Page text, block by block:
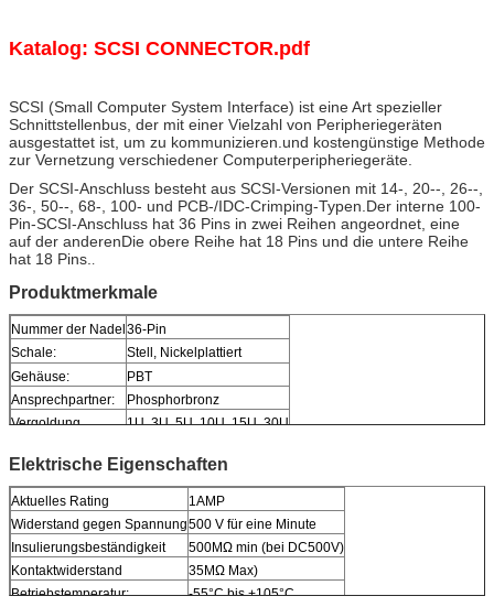
Katalog: SCSI CONNECTOR.pdf
SCSI (Small Computer System Interface) ist eine Art spezieller
Schnittstellenbus, der mit einer Vielzahl von Peripheriegeräten
ausgestattet ist, um zu kommunizieren.und kostengünstige Methode
zur Vernetzung verschiedener Computerperipheriegeräte.
Der SCSI-Anschluss besteht aus SCSI-Versionen mit 14-, 20--, 26--,
36-, 50--, 68-, 100- und PCB-/IDC-Crimping-Typen.Der interne 100-
Pin-SCSI-Anschluss hat 36 Pins in zwei Reihen angeordnet, eine
auf der anderenDie obere Reihe hat 18 Pins und die untere Reihe
hat 18 Pins. .
Produktmerkmale
Nummer der Nadel36-Pin
Schale:
Stell, Nickelplattiert
Gehäuse:
PBT
Ansprechpartner:
Phosphorbronz
Vergoldung
1U, 3U, 5U, 10U, 15U, 30U
Elektrische Eigenschaften
Aktuelles Rating
1AMP
Widerstand gegen Spannung500 V für eine Minute
Insulierungsbeständigkeit
500MΩ min (bei DC500V)
Kontaktwiderstand
35MΩ Max)
Betriebstemperatur:
-55°C bis +105°C